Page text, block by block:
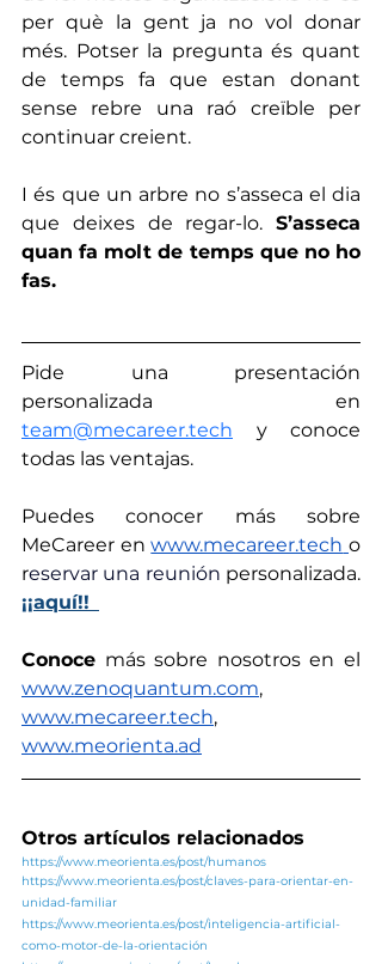
per què la gent ja no vol donar
més. Potser la pregunta és quant
de temps fa que estan donant
sense rebre una raó creïble per
continuar creient.
I és que un arbre no s’asseca el dia
que deixes de regar-lo. S’asseca
quan fa molt de temps que no ho
fas.
Pide una presentación
team@mecareer.tech y conoce
todas las ventajas.
Puedes conocer más sobre
MeCareer en www.mecareer.tech o
reservar una reunión
¡¡aquí!!
Conoce
www.zenoquantum.com,
www.mecareer.tech
www.meorienta.ad
Otros artículos relacionados
https://www.meorienta.es/post/humanos
https://www.meorienta.es/post/claves-para-orientar-en-
unidad-familiar
https://www.meorienta.es/post/inteligencia-artificial-
como-motor-de-la-orientación